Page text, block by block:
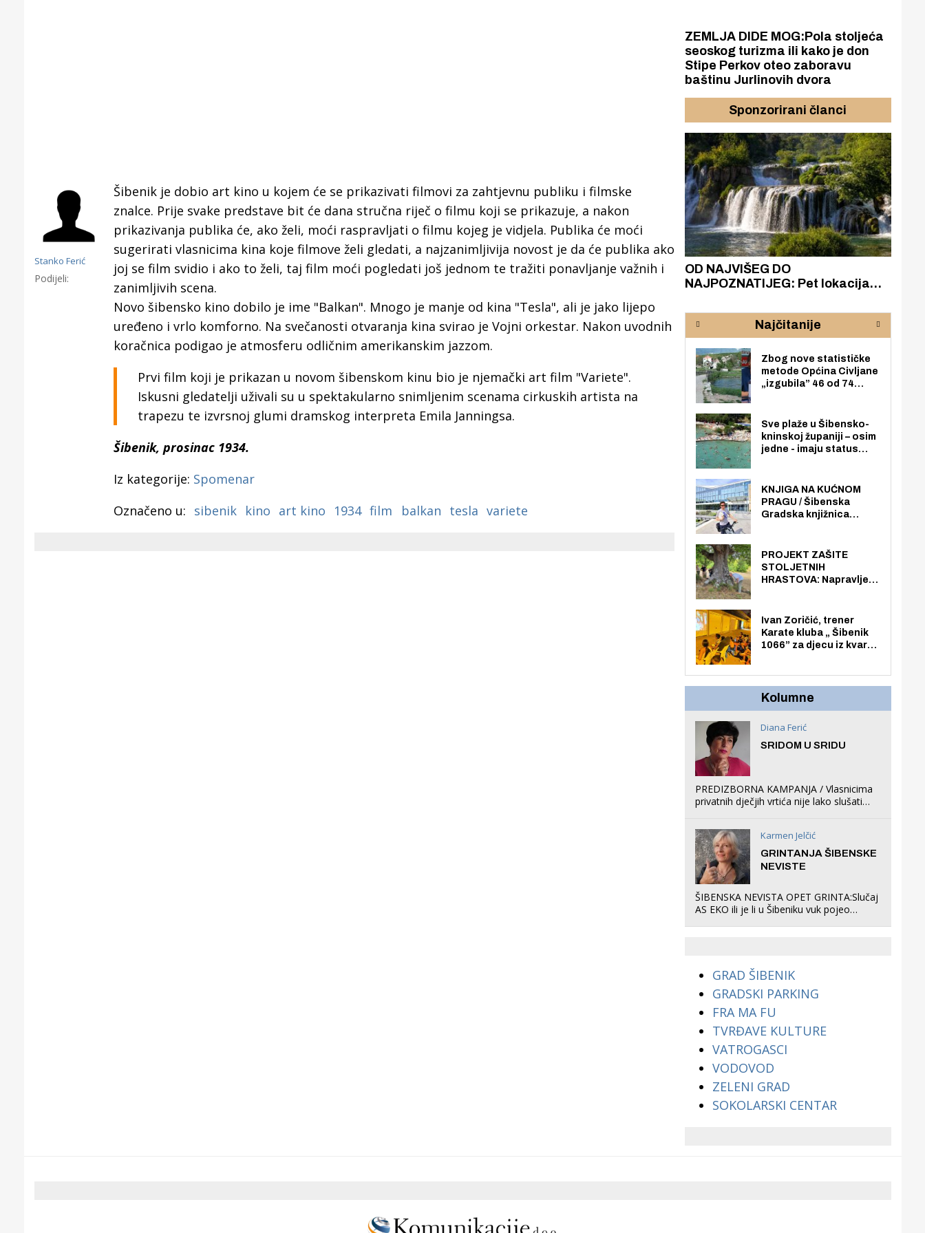
Stanko Ferić
Podijeli:
Šibenik je dobio art kino u kojem će se prikazivati filmovi za zahtjevnu publiku i filmske
znalce. Prije svake predstave bit će dana stručna riječ o filmu koji se prikazuje, a nakon
prikazivanja publika će, ako želi, moći raspravljati o filmu kojeg je vidjela. Publika će moći
sugerirati vlasnicima kina koje filmove želi gledati, a najzanimljivija novost je da će publika ako
joj se film svidio i ako to želi, taj film moći pogledati još jednom te tražiti ponavljanje važnih i
zanimljivih scena.
Novo šibensko kino dobilo je ime "Balkan". Mnogo je manje od kina "Tesla", ali je jako lijepo
uređeno i vrlo komforno. Na svečanosti otvaranja kina svirao je Vojni orkestar. Nakon uvodnih
koračnica podigao je atmosferu odličnim amerikanskim jazzom.
Prvi film koji je prikazan u novom šibenskom kinu bio je njemački art film "Variete".
Iskusni gledatelji uživali su u spektakularno snimljenim scenama cirkuskih artista na
trapezu te izvrsnoj glumi dramskog interpreta Emila Janningsa.
Šibenik, prosinac 1934.
Iz kategorije: Spomenar
Označeno u: sibenik kino art kino 1934 film balkan tesla variete
ZEMLJA DIDE MOG:Pola stoljeća
seoskog turizma ili kako je don
Stipe Perkov oteo zaboravu
baštinu Jurlinovih dvora
Sponzorirani članci
Gornji tok Krke iz prve ruke -
Puljanima
Šibenik spreman za dolazak
OD NAJVIŠEG DO
NAJPOZNATIJEG: Pet lokacija
rijeke Krke
Najčitanije
Zbog nove statističke
metode Općina Civljane
„izgubila” 46 od 74
nego radno sposobnih
osoba među svojih 170
stanovnika.
Sve plaže u Šibensko-
kninskoj županiji – osim
jedne - imaju status
općoj upotrebi. Pristup
je slobodan i besplatan
za sve građane i
KNJIGA NA KUĆNOM
PRAGU / Šibenska
Gradska knjižnica
knjiga na kućnu adresu
električnim biciklom.
PROJEKT ZAŠITE
STOLJETNIH
HRASTOVA: Napravljen
Zmajevac
Ivan Zoričić, trener
Karate kluba „ Šibenik
1066” za djecu iz kvarta
organizirao dječje
Kolumne
Diana Ferić
SRIDOM U SRIDU
PREDIZBORNA KAMPANJA / Vlasnicima
privatnih dječjih vrtića nije lako slušati
što oni rade u Šibeniku ne postoji
Karmen Jelčić
GRINTANJA ŠIBENSKE
NEVISTE
ŠIBENSKA NEVISTA OPET GRINTA:Slučaj
AS EKO ili je li u Šibeniku vuk pojeo
GRAD ŠIBENIK
GRADSKI PARKING
FRA MA FU
TVRĐAVE KULTURE
VATROGASCI
VODOVOD
ZELENI GRAD
SOKOLARSKI CENTAR